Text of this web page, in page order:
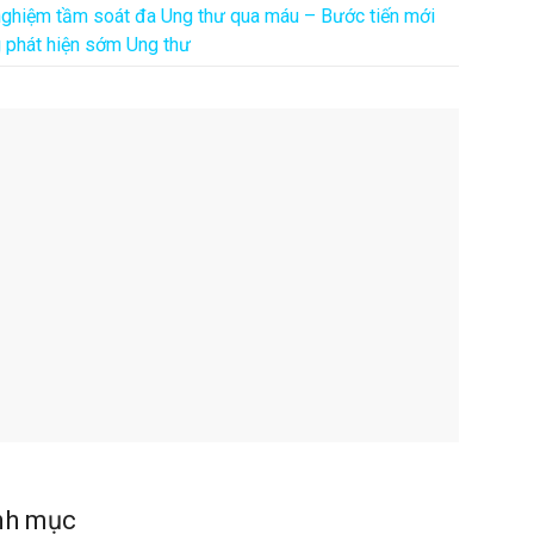
tầm soát đa Ung thư qua máu – Bước tiến mới
phát hiện sớm Ung thư
mục